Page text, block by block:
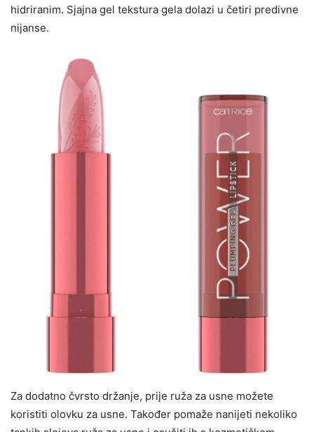
hidriranim. Sjajna gel tekstura gela dolazi u četiri predivne
nijanse.
Za dodatno čvrsto držanje, prije ruža za usne možete
koristiti olovku za usne. Također pomaže nanijeti nekoliko